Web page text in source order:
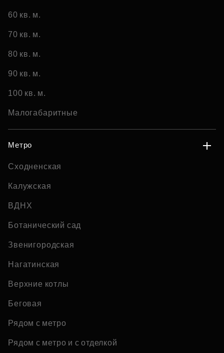
60 кв. м.
70 кв. м.
80 кв. м.
90 кв. м.
100 кв. м.
Малогабаритные
Метро
Сходненская
Калужская
ВДНХ
Ботанический сад
Звенигородская
Нагатинская
Верхние котлы
Беговая
Рядом с метро
Рядом с метро и с отделкой